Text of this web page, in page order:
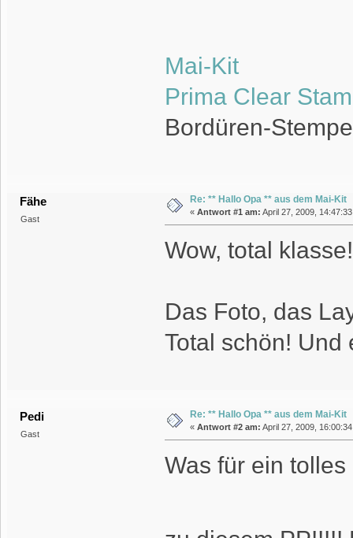
Mai-Kit
Prima Clear
Bordüren-
Fähe
Gast
Re: ** Hallo Opa ** aus dem Mai-Kit
« Antwort #1 am: April 27, 2009,
Wow, total klasse!
Das Foto, das
Total schön! Und
Pedi
Gast
Re: ** Hallo Opa ** aus dem Mai-Kit
« Antwort #2 am: April 27, 2009,
Was für ein